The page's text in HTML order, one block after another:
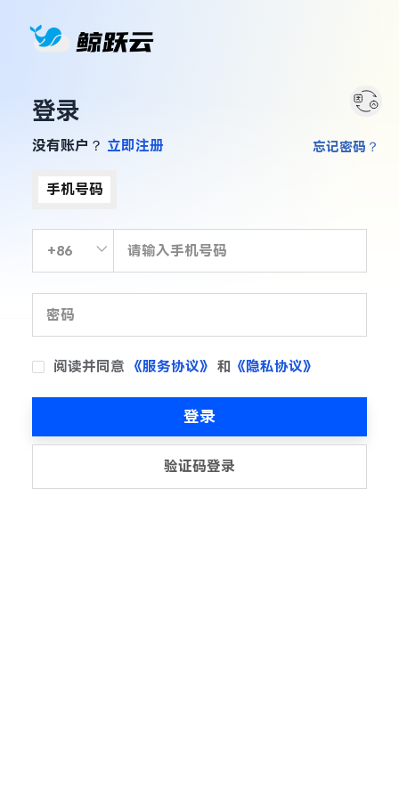
登录
没有账户？ 立即注册
手机号码
阅读并同意 《服务协议》 和 《隐私协议》
忘记密码？
登录
验证码登录